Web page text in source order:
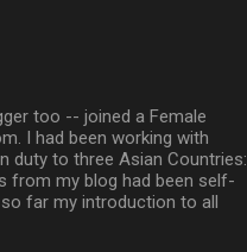
too -- joined a Female
I had been working with
duty to three Asian Countries:
from my blog had been self-
far my introduction to all